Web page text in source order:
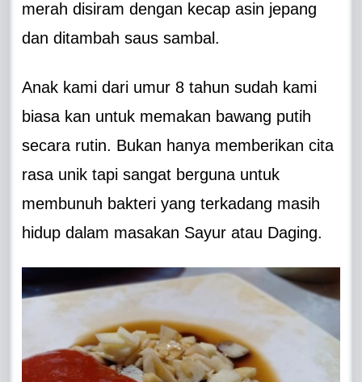
merah disiram dengan kecap asin jepang
dan ditambah saus sambal.
Anak kami dari umur 8 tahun sudah kami
biasa kan untuk memakan bawang putih
secara rutin. Bukan hanya memberikan cita
rasa unik tapi sangat berguna untuk
membunuh bakteri yang terkadang masih
hidup dalam masakan Sayur atau Daging.